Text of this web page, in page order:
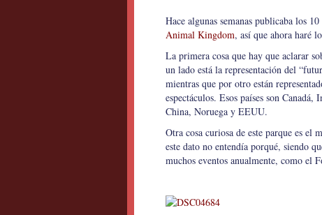
Hace algunas semanas publicaba los
Animal Kingdom, así que ahora haré
La primera cosa que hay que aclarar
un lado está la representación del
mientras que por otro están
espectáculos. Esos países son
China, Noruega y EEUU.
Otra cosa curiosa de este parque es
este dato no entendía porqué, siendo
muchos eventos anualmente, como el